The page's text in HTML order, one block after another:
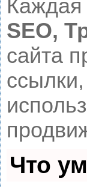
Каждая
SEO,
сайта
Что